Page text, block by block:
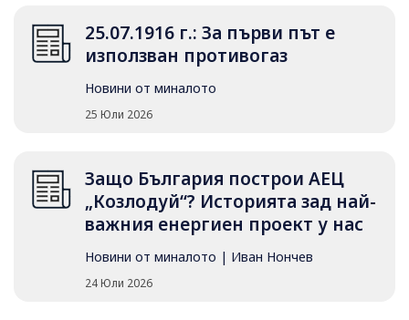
25.07.1916 г.: За първи път е
използван противогаз
Новини от миналото
25 Юли 2026
Защо България построи АЕЦ
„Козлодуй“? Историята зад най-
важния енергиен проект у нас
Новини от миналото | Иван Нончев
24 Юли 2026